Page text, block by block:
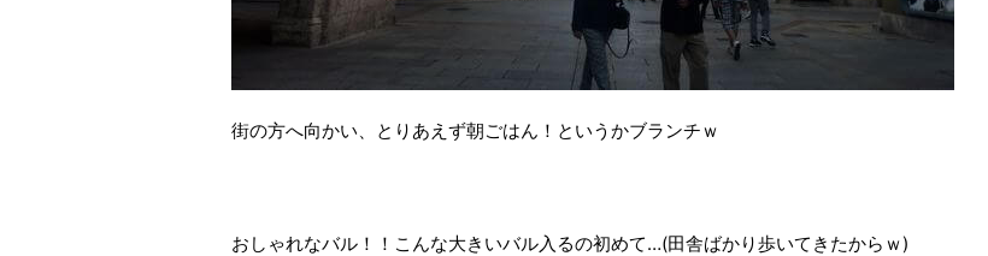
街の方へ向かい、とりあえず朝ごはん！というかブランチｗ
おしゃれなバル！！こんな大きいバル入るの初めて…(田舎ばかり歩いてきたからｗ)